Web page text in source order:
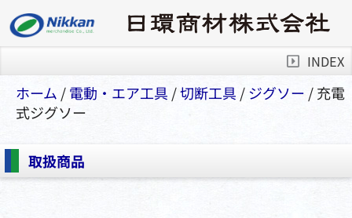
INDEX
ホーム /電動・エア⼯具 /切断⼯具 /ジグソー / 充電
式ジグソー
取扱商品